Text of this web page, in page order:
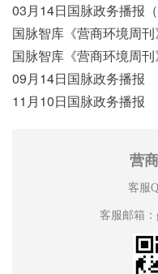
09月14日国脉政务播报
11月10日国脉政务播报
营
客服
客服邮箱：